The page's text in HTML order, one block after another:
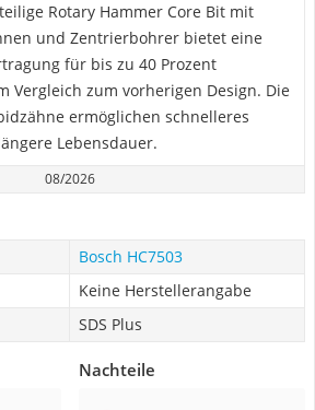
Rotary Hammer Core Bit mit
und Zentrierbohrer bietet eine
für bis zu 40 Prozent
Vergleich zum vorherigen Design. Die
ermöglichen schnelleres
Lebensdauer.
08/2026
Bosch HC7503
Keine Herstellerangabe
SDS Plus
Nachteile